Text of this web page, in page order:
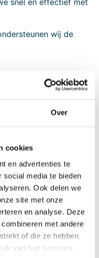
Over
cookies
en advertenties te
social media te bieden
Ook delen we
site met onze
en analyse. Deze
met andere
of die ze hebben
van hun services.
snel en effectief met
wij de